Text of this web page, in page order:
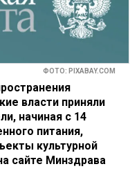
ФОТО: PIXABAY.COM
власти приняли
начиная с 14
питания,
культурной
сайте Минздрава